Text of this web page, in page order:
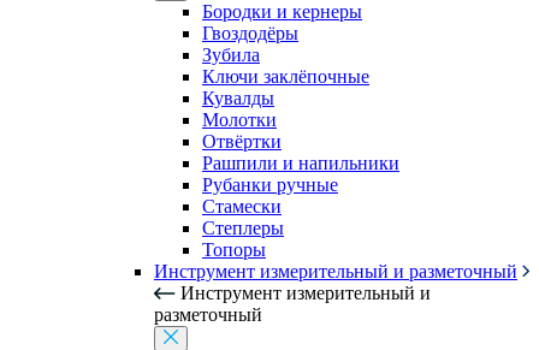
Бородки и кернеры
Гвоздодёры
Зубила
Ключи заклёпочные
Кувалды
Молотки
Отвёртки
Рашпили и напильники
Рубанки ручные
Стамески
Степлеры
Топоры
Инструмент измерительный и разметочный
Инструмент измерительный и
разметочный